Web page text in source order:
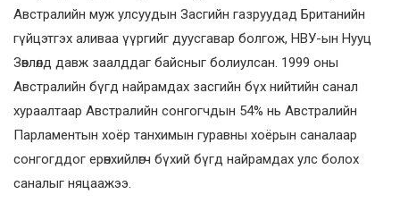
Австралийн муж улсуудын Засгийн газруудад Британийн
гүйцэтгэх аливаа үүргийг дуусгавар болгож, НВУ-ын Нууц
Зөвлөлд давж заалддаг байсныг болиулсан. 1999 оны
Австралийн бүгд найрамдах засгийн бүх нийтийн санал
хураалтаар Австралийн сонгогчдын 54% нь Австралийн
Парламентын хоёр танхимын гуравны хоёрын саналаар
сонгогддог ерөнхийлөгч бүхий бүгд найрамдах улс болох
саналыг няцаажээ.